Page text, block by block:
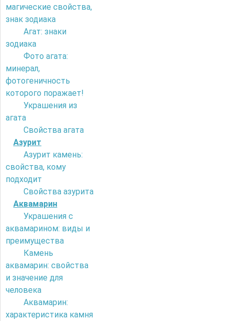
магические свойства,
знак зодиака
Агат: знаки
зодиака
Фото агата:
минерал,
фотогеничность
которого поражает!
Украшения из
агата
Свойства агата
Азурит
Азурит камень:
свойства, кому
подходит
Свойства азурита
Аквамарин
Украшения с
аквамарином: виды и
преимущества
Камень
аквамарин: свойства
и значение для
человека
Аквамарин:
характеристика камня